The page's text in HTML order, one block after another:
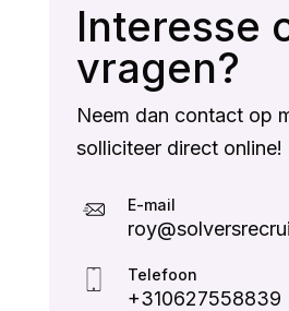
Interesse
vragen?
Neem dan contact op
solliciteer direct online!
E-mail
Telefoon
+310627558839